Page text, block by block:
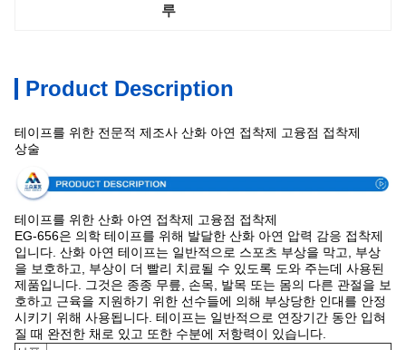
루
Product Description
테이프를 위한 전문적 제조사 산화 아연 접착제 고융점 접착제
상술
테이프를 위한 산화 아연 접착제 고융점 접착제
EG-656은 의학 테이프를 위해 발달한 산화 아연 압력 감응 접착제
입니다. 산화 아연 테이프는 일반적으로 스포츠 부상을 막고, 부상
을 보호하고, 부상이 더 빨리 치료될 수 있도록 도와 주는데 사용된
제품입니다. 그것은 종종 무릎, 손목, 발목 또는 몸의 다른 관절을 보
호하고 근육을 지원하기 위한 선수들에 의해 부상당한 인대를 안정
시키기 위해 사용됩니다. 테이프는 일반적으로 연장기간 동안 입혀
질 때 완전한 채로 있고 또한 수분에 저항력이 있습니다.